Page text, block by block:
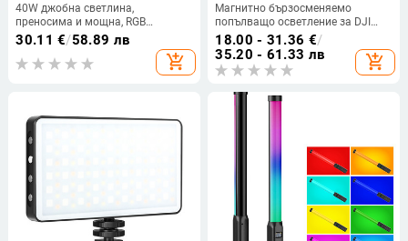
40W джобна светлина,
преносима и мощна, RGB
запълващо осветление за ръчно
открита фотография и излъчване
на живо
30.11 €/58.89 лв
add_shopping_cart
Магнитно бързосменяемо
попълващо осветление за DJI
Pocket 3/4 с аксесоар за красота
18.00 - 31.36 €/
35.20 - 61.33 лв
add_shopping_cart